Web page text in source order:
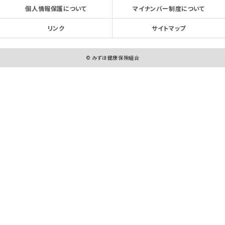
個人情報保護について マイナンバー制度について
リンク サイトマップ
© みずほ健康保険組合